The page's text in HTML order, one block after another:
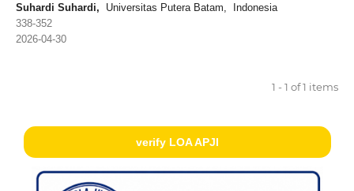
Suhardi Suhardi, Universitas Putera Batam, Indonesia
338-352
2026-04-30
1 - 1 of 1 items
verify LOA APJI